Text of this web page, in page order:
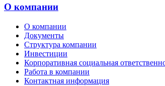
О компании
О компании
Документы
Структура компании
Инвестиции
Корпоративная социальная
Работа в компании
Контактная информация